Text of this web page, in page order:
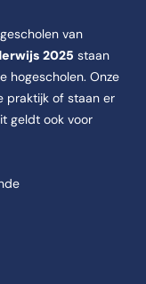
van
2025 staan
hogescholen. Onze
praktijk of staan er
geldt ook voor